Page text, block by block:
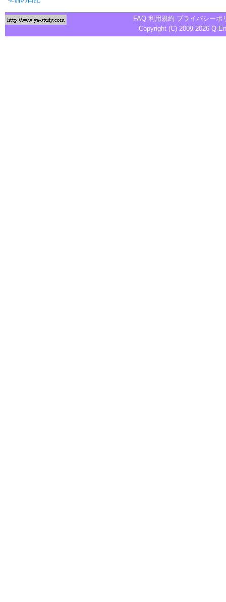
FAQ 利用規約 プライバシーポ
Copyright (C) 2009-2026 Q-